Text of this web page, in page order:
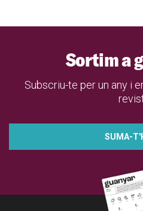
Sortim a
Subscriu-te per un any i
SUMA-